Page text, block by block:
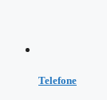
Telefone